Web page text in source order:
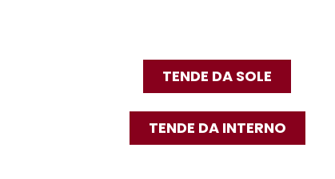
TENDE DA SOLE
TENDE DA INTERNO